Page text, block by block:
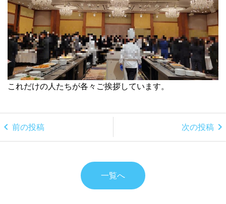
これだけの人たちが各々ご挨拶しています。
chevron_left 前の投稿 次の投稿 chevron_right
一覧へ